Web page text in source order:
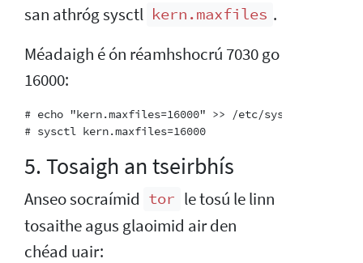
san athróg sysctl kern.maxfiles .
Méadaigh é ón réamhshocrú 7030 go
16000:
# echo "kern.maxfiles=16000" >> /etc/sysctl.conf
5. Tosaigh an tseirbhís
Anseo socraímid tor le tosú le linn
tosaithe agus glaoimid air den
chéad uair: